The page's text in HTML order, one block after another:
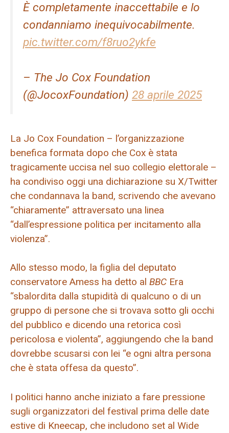
È completamente inaccettabile e lo
condanniamo inequivocabilmente.
pic.twitter.com/f8ruo2ykfe
– The Jo Cox Foundation
(@JocoxFoundation) 28 aprile 2025
La Jo Cox Foundation – l’organizzazione
benefica formata dopo che Cox è stata
tragicamente uccisa nel suo collegio elettorale –
ha condiviso oggi una dichiarazione su X/Twitter
che condannava la band, scrivendo che avevano
“chiaramente” attraversato una linea
“dall’espressione politica per incitamento alla
violenza”.
Allo stesso modo, la figlia del deputato
conservatore Amess ha detto al BBC Era
“sbalordita dalla stupidità di qualcuno o di un
gruppo di persone che si trovava sotto gli occhi
del pubblico e dicendo una retorica così
pericolosa e violenta”, aggiungendo che la band
dovrebbe scusarsi con lei “e ogni altra persona
che è stata offesa da questo”.
I politici hanno anche iniziato a fare pressione
sugli organizzatori del festival prima delle date
estive di Kneecap, che includono set al Wide